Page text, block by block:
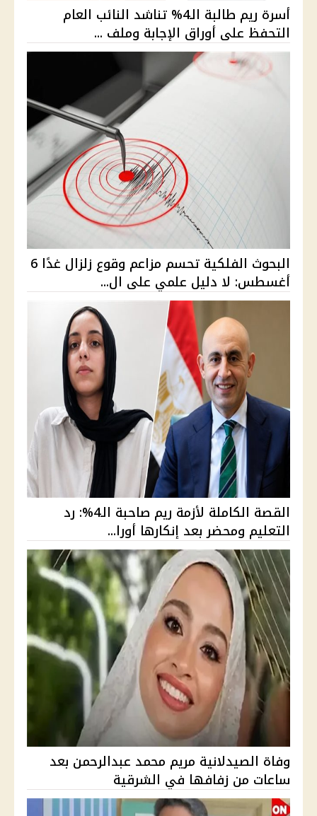
أسرة ريم طالبة الـ4% تناشد النائب العام
التحفظ على أوراق الإجابة وملف ...
البحوث الفلكية تحسم مزاعم وقوع زلزال غدًا 6
أغسطس: لا دليل علمي على ال...
القصة الكاملة لأزمة ريم صاحبة الـ4%: رد
التعليم ومحضر بعد إنكارها أورا...
وفاة الصيدلانية مريم محمد عبدالرحمن بعد
ساعات من زفافها في الشرقية